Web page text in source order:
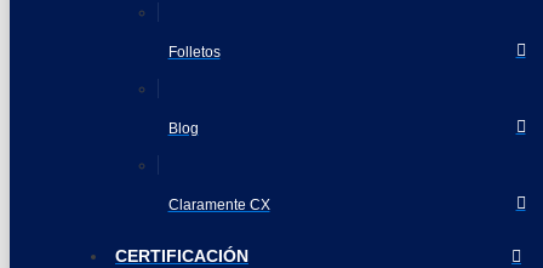
Folletos
Blog
Claramente CX
CERTIFICACIÓN